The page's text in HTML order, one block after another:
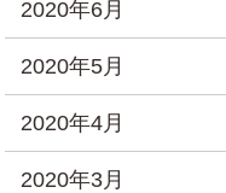
2020年6月
2020年5月
2020年4月
2020年3月